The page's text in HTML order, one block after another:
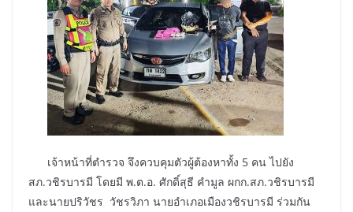
เจ้าหน้าที่ตำรวจ จึงควบคุมตัวผู้ต้องหาทั้ง 5 คน ไปยัง
สภ.วชิรบารมี โดยมี พ.ต.อ. ศักดิ์สุธี คำมูล ผกก.สภ.วชิรบารมี
และนายปริวัชร วัชรวิภา นายอำเภอเมืองวชิรบารมี ร่วมกัน